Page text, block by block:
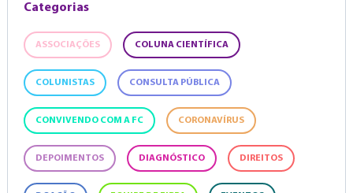
Categorias
ASSOCIAÇÕES COLUNA CIENTÍFICA
COLUNISTAS CONSULTA PÚBLICA
CONVIVENDO COM A FC CORONAVÍRUS
DEPOIMENTOS DIAGNÓSTICO DIREITOS